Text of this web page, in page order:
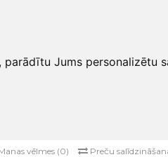
Jums personalizētu
vēlmes (0) Preču